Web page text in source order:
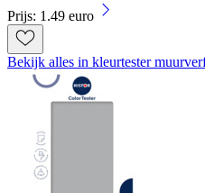
Prijs: 1.49 euro
Bekijk alles in kleurtester